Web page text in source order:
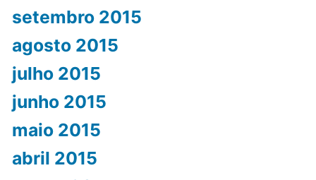
setembro 2015
agosto 2015
julho 2015
junho 2015
maio 2015
abril 2015